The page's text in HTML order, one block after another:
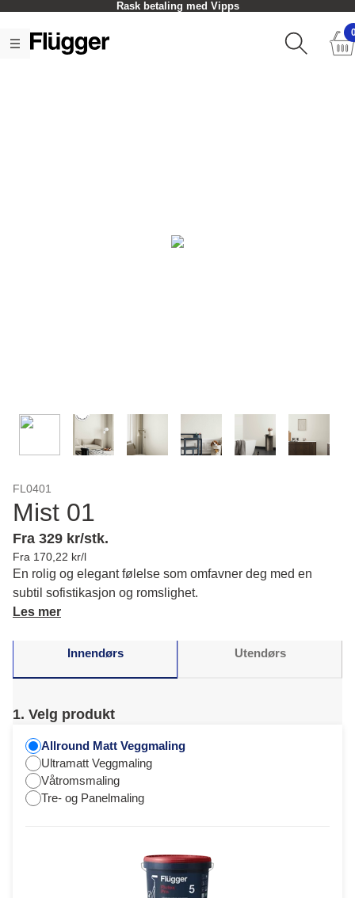
Rask betaling med Vipps
FL0401
Mist 01
Fra 329 kr/stk.
Fra 170,22 kr/l
En rolig og elegant følelse som omfavner deg med en
subtil sofistikasjon og romslighet.
Les mer
Innendørs Utendørs
1. Velg produkt
Allround Matt Veggmaling
Ultramatt Veggmaling
Våtromsmaling
Tre- og Panelmaling